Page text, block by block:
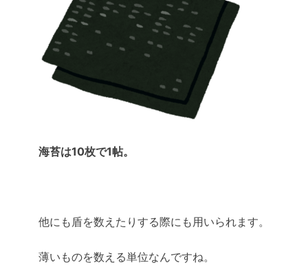
海苔は10枚で1帖。
他にも盾を数えたりする際にも用いられます。
薄いものを数える単位なんですね。